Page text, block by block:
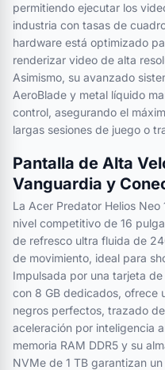
permitiendo ejecutar los
industria con tasas de
hardware está optimizado
renderizar video de alta
Asimismo, su avanzado
AeroBlade y metal líquido
control, asegurando el
largas sesiones de juego o
Pantalla de Alta
Vanguardia y
La Acer Predator Helios
nivel competitivo de 16
de refresco ultra fluida de
de movimiento, ideal para
Impulsada por una tarjeta
con 8 GB dedicados, ofrece
negros perfectos, trazado
aceleración por inteligencia
memoria RAM DDR5 y su
NVMe de 1 TB garantizan